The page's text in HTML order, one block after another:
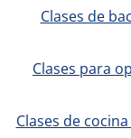
Clases de
Clases para
Clases de